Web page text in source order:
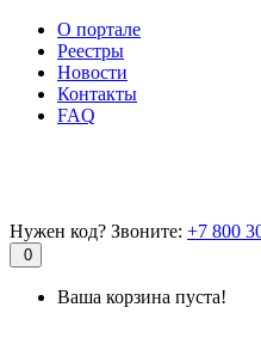
О портале
Реестры
Новости
Контакты
FAQ
Нужен код? Звоните: +7 800
0
Ваша корзина пуста!